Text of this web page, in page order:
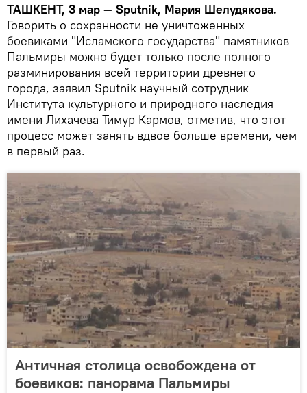
ТАШКЕНТ, 3 мар — Sputnik, Мария Шелудякова.
Говорить о сохранности не уничтоженных
боевиками "Исламского государства" памятников
Пальмиры можно будет только после полного
разминирования всей территории древнего
города, заявил Sputnik научный сотрудник
Института культурного и природного наследия
имени Лихачева Тимур Кармов, отметив, что этот
процесс может занять вдвое больше времени, чем
в первый раз.
Античная столица освобождена от
боевиков: панорама Пальмиры